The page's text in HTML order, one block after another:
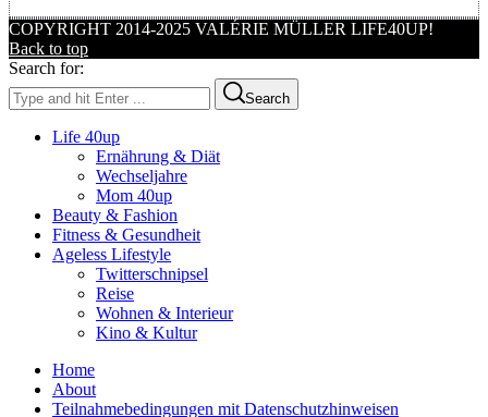
COPYRIGHT 2014-2025 VALÉRIE MÜLLER LIFE40UP!
Back to top
Search for:
Search
Life 40up
Ernährung & Diät
Wechseljahre
Mom 40up
Beauty & Fashion
Fitness & Gesundheit
Ageless Lifestyle
Twitterschnipsel
Reise
Wohnen & Interieur
Kino & Kultur
Home
About
Teilnahmebedingungen mit Datenschutzhinweisen